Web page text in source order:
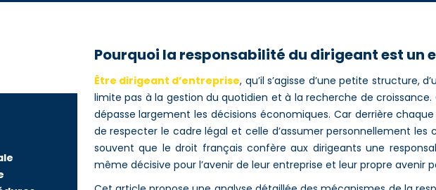
Pourquoi la responsabilité du dirigeant est un
Être dirigeant d’entreprise, qu’il s’agisse d’une petite structure,
limite pas à la gestion du quotidien et à la recherche de croissance.
dépasse largement les décisions économiques. Car derrière
de respecter le cadre légal et celle d’assumer personnellement
souvent que le droit français confère aux dirigeants une
même décisive pour l’avenir de leur entreprise et leur propre avenir